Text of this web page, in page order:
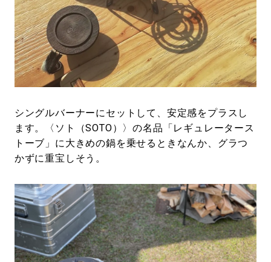
シングルバーナーにセットして、安定感をプラスし
ます。〈ソト（SOTO）〉の名品「レギュレータース
トーブ」に大きめの鍋を乗せるときなんか、グラつ
かずに重宝しそう。